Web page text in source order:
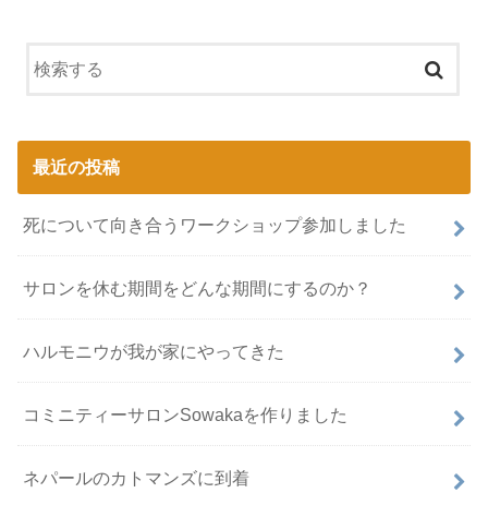
最近の投稿
死について向き合うワークショップ参加しました
サロンを休む期間をどんな期間にするのか？
ハルモニウが我が家にやってきた
コミニティーサロンSowakaを作りました
ネパールのカトマンズに到着